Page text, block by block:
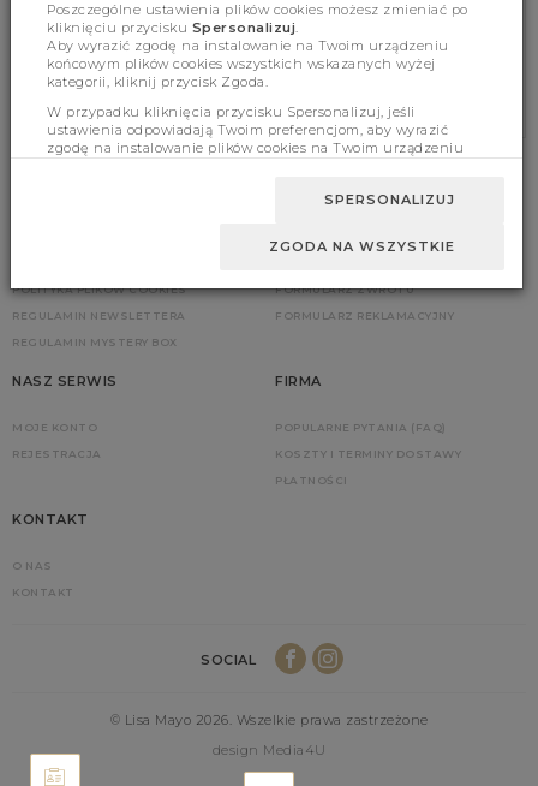
* Zgoda na powiadomienia marketingowe
POLITYKA PLIKÓW COOKIES
REGULAMIN NEWSLETTERA
REGULAMIN MYSTERY BOX
FORMULARZ ZWROTU
FORMULARZ REKLAMACYJNY
NASZ SERWIS
MOJE KONTO
REJESTRACJA
FIRMA
POPULARNE PYTANIA (FAQ)
KOSZTY I TERMINY DOSTAWY
PŁATNOŚCI
KONTAKT
O NAS
KONTAKT
SOCIAL
© Lisa Mayo 2026. Wszelkie prawa zastrzeżone
design Media4U
Poszczególne ustawienia plików cookies możesz zmieniać po
kliknięciu przycisku Spersonalizuj.
Aby wyrazić zgodę na instalowanie na Twoim urządzeniu
końcowym plików cookies wszystkich wskazanych wyżej
kategorii, kliknij przycisk Zgoda.
W przypadku kliknięcia przycisku Spersonalizuj, jeśli
ustawienia odpowiadają Twoim preferencjom, aby wyrazić
zgodę na instalowanie plików cookies na Twoim urządzeniu
SPERSONALIZUJ
ZGODA NA WSZYSTKIE